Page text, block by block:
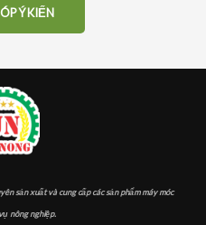
Ý KIẾN
sản xuất và cung cấp các sản phẩm máy móc
nông nghiệp.